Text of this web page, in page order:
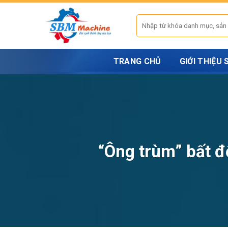
Skip
Tìm
kiếm:
TRANG CHỦ GIỚI THIỆU
“Ông trùm” bất